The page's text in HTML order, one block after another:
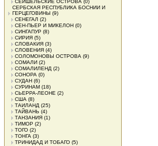
СЕЙШЕЛЬСКИЕ ОСТРОВА (0)
СЕРБСКАЯ РЕСПУБЛИКА БОСНИИ И
ГЕРЦЕГОВИНЫ (9)
СЕНЕГАЛ (2)
СЕН-ПЬЕР И МИКЕЛОН (0)
СИНГАПУР (8)
СИРИЯ (5)
СЛОВАКИЯ (3)
СЛОВЕНИЯ (4)
СОЛОМОНОВЫ ОСТРОВА (9)
СОМАЛИ (2)
СОМАЛИЛЕНД (2)
СОНОРА (0)
СУДАН (6)
СУРИНАМ (18)
СЬЕРРА-ЛЕОНЕ (2)
США (8)
ТАИЛАНД (25)
ТАЙВАНЬ (4)
ТАНЗАНИЯ (1)
ТИМОР (2)
ТОГО (2)
ТОНГА (3)
ТРИНИДАД И ТОБАГО (5)